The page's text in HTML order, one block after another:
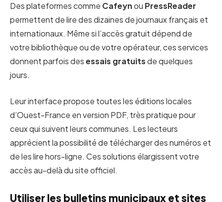
Des plateformes comme Cafeynou PressReader
permettent de lire des dizaines de journaux français et
internationaux. Même si l’accès gratuit dépend de
votre bibliothèque ou de votre opérateur, ces services
donnent parfois desessais gratuitsde quelques
jours.
Leur interface propose toutes les éditions locales
d’Ouest-France en version PDF, très pratique pour
ceux qui suivent leurs communes. Les lecteurs
apprécient la possibilité de télécharger des numéros et
de les lire hors-ligne. Ces solutions élargissent votre
accès au-delà du site officiel.
Utiliser les bulletins municipaux et sites